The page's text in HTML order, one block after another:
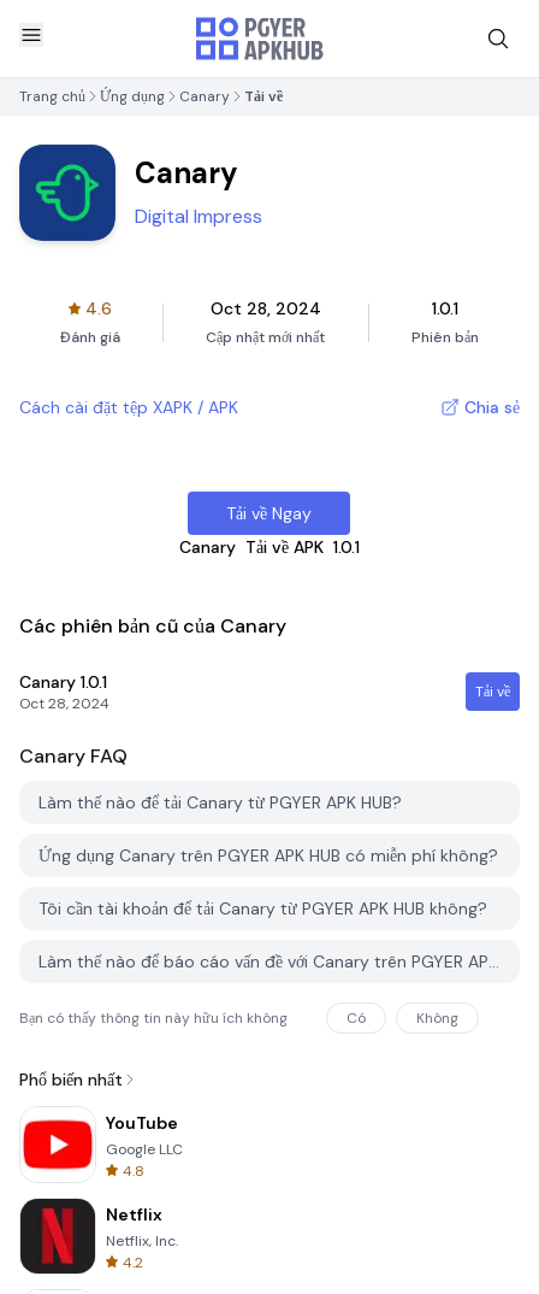
Trang chủ Ứng dụng Canary Tải về
Canary
Digital Impress
4.6
Đánh giá
Oct 28, 2024
Cập nhật mới nhất
1.0.1
Phiên bản
Cách cài đặt tệp XAPK / APK Chia sẻ
Tải về Ngay
Canary Tải về APK 1.0.1
Các phiên bản cũ của Canary
Canary 1.0.1
Oct 28, 2024
Tải về
Canary FAQ
Làm thế nào để tải Canary từ PGYER APK HUB?
Ứng dụng Canary trên PGYER APK HUB có miễn phí không?
Tôi cần tài khoản để tải Canary từ PGYER APK HUB không?
Làm thế nào để báo cáo vấn đề với Canary trên PGYER APK HUB?
Bạn có thấy thông tin này hữu ích không Có Không
Phổ biến nhất
YouTube
Google LLC
4.8
Netflix
Netflix, Inc.
4.2